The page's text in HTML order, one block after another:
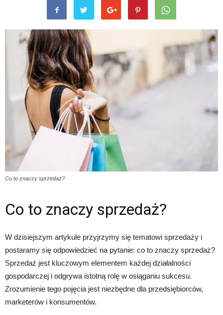
Co to znaczy sprzedaż?
Co to znaczy sprzedaż?
W dzisiejszym artykule przyjrzymy się tematowi sprzedaży i
postaramy się odpowiedzieć na pytanie: co to znaczy sprzedaż?
Sprzedaż jest kluczowym elementem każdej działalności
gospodarczej i odgrywa istotną rolę w osiąganiu sukcesu.
Zrozumienie tego pojęcia jest niezbędne dla przedsiębiorców,
marketerów i konsumentów.